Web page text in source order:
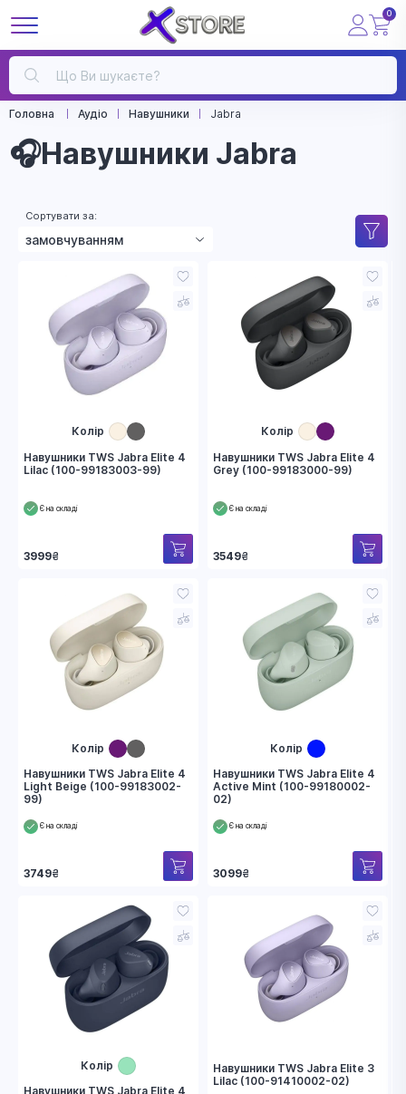
0
Головна Аудіо Навушники Jabra
🎧Навушники Jabra
Сортувати за:
зростанням ціни
зменшенням ціни
назвою
рейтингом
Колір
Навушники TWS Jabra Elite 4
Lilac (100-99183003-99)
Є на складі
3999₴
Колір
Навушники TWS Jabra Elite 4
Grey (100-99183000-99)
Є на складі
3549₴
Колір
Навушники TWS Jabra Elite 4
Light Beige (100-99183002-
99)
Є на складі
3749₴
Колір
Навушники TWS Jabra Elite 4
Active Mint (100-99180002-
02)
Є на складі
3099₴
Колір
Навушники TWS Jabra Elite 4
Навушники TWS Jabra Elite 3
Lilac (100-91410002-02)